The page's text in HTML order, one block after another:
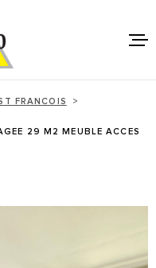
FRANCOIS
29 M2 MEUBLE ACCES